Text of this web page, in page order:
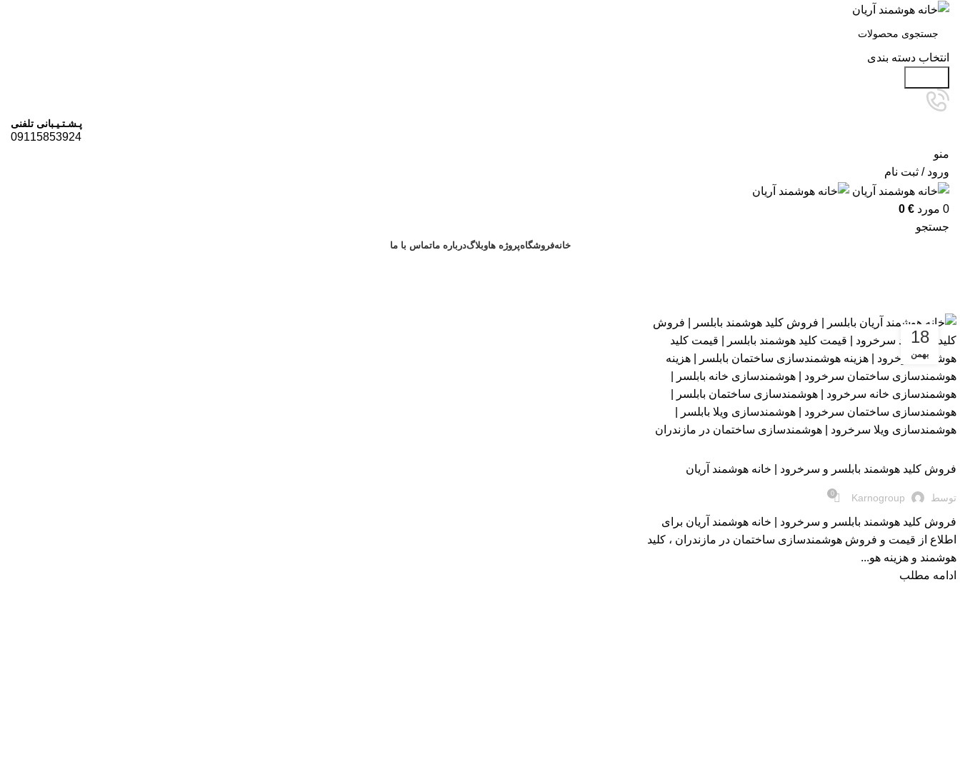
انتخاب دسته بندی
پـشـتـیـبانی تلفنی
09115853924
منو
ورود / ثبت نام
0 مورد 0 €
جستجو
خانهفروشگاهپروژه هاوبلاگدرباره ماتماس با ما
18
بهمن
فروش کلید هوشمند بابلسر و سرخرود | خانه هوشمند آریان
توسط Karnogroup
0
فروش کلید هوشمند بابلسر و سرخرود | خانه هوشمند آریان برای
اطلاع از قیمت و فروش هوشمندسازی ساختمان در مازندران ، کلید
هوشمند و هزینه هو...
ادامه مطلب